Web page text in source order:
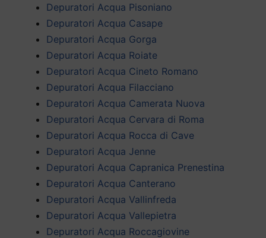
Depuratori Acqua Pisoniano
Depuratori Acqua Casape
Depuratori Acqua Gorga
Depuratori Acqua Roiate
Depuratori Acqua Cineto Romano
Depuratori Acqua Filacciano
Depuratori Acqua Camerata Nuova
Depuratori Acqua Cervara di Roma
Depuratori Acqua Rocca di Cave
Depuratori Acqua Jenne
Depuratori Acqua Capranica Prenestina
Depuratori Acqua Canterano
Depuratori Acqua Vallinfreda
Depuratori Acqua Vallepietra
Depuratori Acqua Roccagiovine